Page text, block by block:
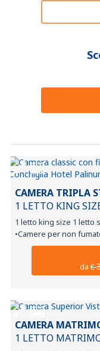
CAMERA TRIPLA
1 LETTO KING
1 letto king size 1 letto
•Camere per non
da€
CAMERA
1 LETTO